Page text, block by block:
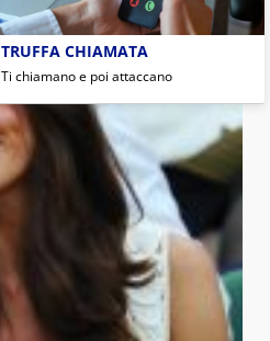
TRUFFA CHIAMATA
Ti chiamano e poi attaccano